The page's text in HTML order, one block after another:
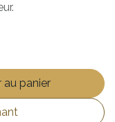
au panier